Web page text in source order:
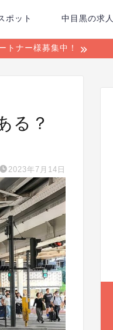
ポット 中目黒の求人
トナー様募集中！
る？
2023年7月14日